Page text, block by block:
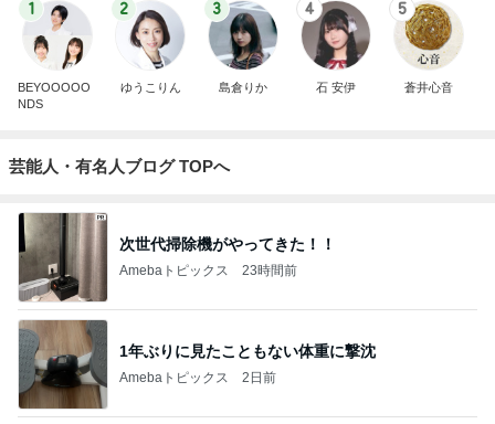
1
BEYOOOOO
NDS
2
ゆうこりん
3
島倉りか
4
石 安伊
5
蒼井心音
芸能人・有名人ブログ TOPへ
次世代掃除機がやってきた！！
Amebaトピックス 23時間前
1年ぶりに見たこともない体重に撃沈
Amebaトピックス 2日前